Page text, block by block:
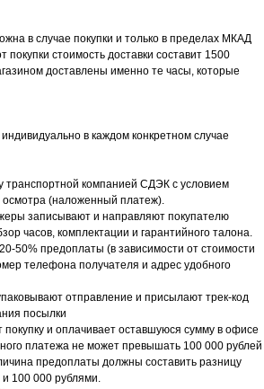
в случае покупки и только в пределах МКАД
покупки стоимость доставки составит 1500
доставлены именно те часы, которые
в каждом конкретном случае
транспортной компанией СДЭК с условием
(наложенный платеж).
записывают и направляют покупателю
часов, комплектации и гарантийного талона.
50% предоплаты (в зависимости от стоимости
телефона получателя и адрес удобного
отправление и присылают трек-код
посылки
покупку и оплачивает оставшуюся сумму в офисе
платежа не может превышать 100 000 рублей
предоплаты должны составить разницу
100 000 рублями.